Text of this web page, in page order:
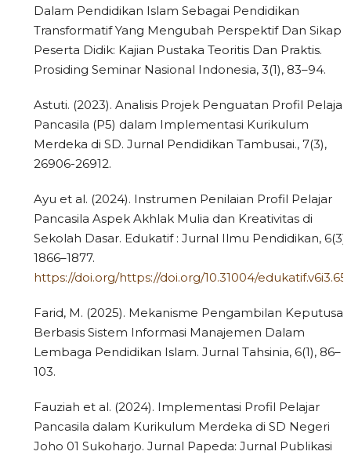
Dalam Pendidikan Islam Sebagai Pendidikan
Transformatif Yang Mengubah Perspektif Dan Sikap
Peserta Didik: Kajian Pustaka Teoritis Dan Praktis.
Prosiding Seminar Nasional Indonesia, 3(1), 83–94.
Astuti. (2023). Analisis Projek Penguatan Profil Pelajar
Pancasila (P5) dalam Implementasi Kurikulum
Merdeka di SD. Jurnal Pendidikan Tambusai., 7(3),
26906-26912.
Ayu et al. (2024). Instrumen Penilaian Profil Pelajar
Pancasila Aspek Akhlak Mulia dan Kreativitas di
Sekolah Dasar. Edukatif : Jurnal Ilmu Pendidikan, 6(3),
1866–1877.
https://doi.org/https://doi.org/10.31004/
Farid, M. (2025). Mekanisme Pengambilan Keputusan
Berbasis Sistem Informasi Manajemen Dalam
Lembaga Pendidikan Islam. Jurnal Tahsinia, 6(1), 86–
103.
Fauziah et al. (2024). Implementasi Profil Pelajar
Pancasila dalam Kurikulum Merdeka di SD Negeri
Joho 01 Sukoharjo. Jurnal Papeda: Jurnal Publikasi